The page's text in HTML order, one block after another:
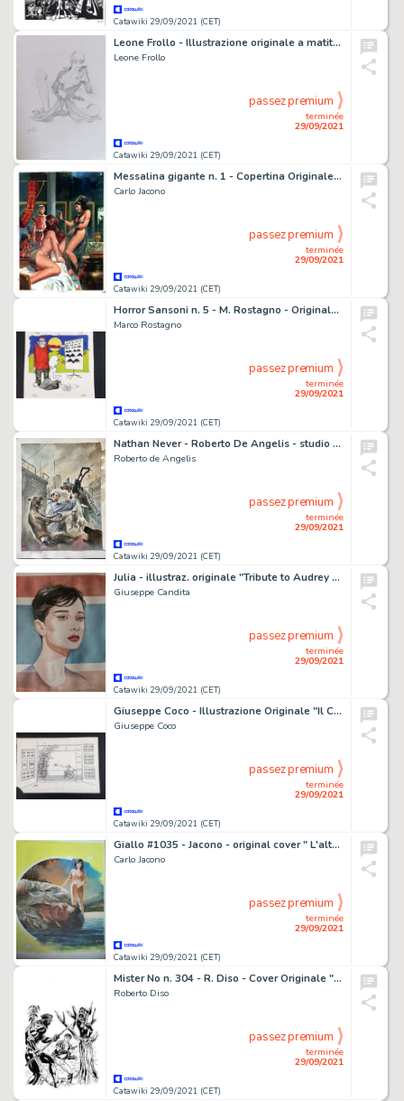
Catawiki 29/09/2021 (CET)
Leone Frollo - Illustrazione originale a matita - Firmata - Page volante - Exemplaire unique
Leone Frollo
Catawiki 29/09/2021 (CET)
terminée
29/09/2021
passez premium
Messalina gigante n. 1 - Copertina Originale "La notte della strage" - Page volante - Exemplaire unique - (1970)
Carlo Jacono
Catawiki 29/09/2021 (CET)
terminée
29/09/2021
passez premium
Horror Sansoni n. 5 - M. Rostagno - Originale di Retrocopertina "Alice" - Page volante - Exemplaire unique - (1970)
Marco Rostagno
Catawiki 29/09/2021 (CET)
terminée
29/09/2021
passez premium
Nathan Never - Roberto De Angelis - studio di copertina - Page volante
Roberto de Angelis
Catawiki 29/09/2021 (CET)
terminée
29/09/2021
passez premium
Julia - illustraz. originale "Tribute to Audrey Hepburn" cm 29x42 - Page volante
Giuseppe Candita
Catawiki 29/09/2021 (CET)
terminée
29/09/2021
passez premium
Giuseppe Coco - Illustrazione Originale "Il Collezionista di Farfalle" - Firmata - Page volante - Exemplaire unique
Giuseppe Coco
Catawiki 29/09/2021 (CET)
terminée
29/09/2021
passez premium
Giallo #1035 - Jacono - original cover " L'altalena della morte" di David Goodis - Page volante - Exemplaire unique
Carlo Jacono
Catawiki 29/09/2021 (CET)
terminée
29/09/2021
passez premium
Mister No n. 304 - R. Diso - Cover Originale "Occhi nelle tenebre" - Page volante - Exemplaire unique - (2000)
Roberto Diso
Catawiki 29/09/2021 (CET)
terminée
29/09/2021
passez premium